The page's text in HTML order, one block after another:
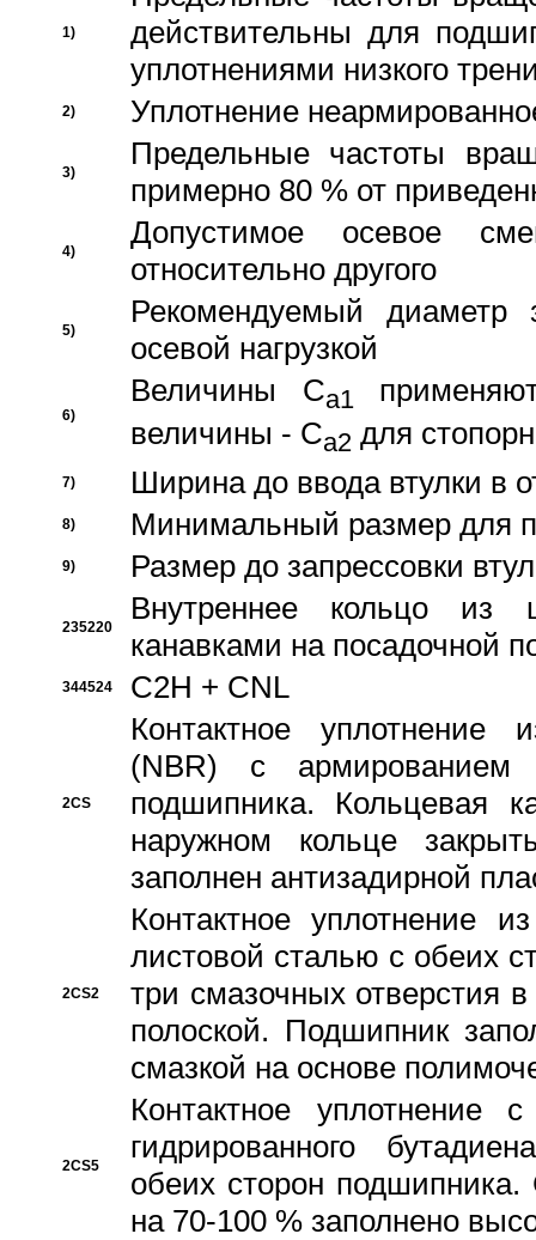
1)
действительны для
уплотнениями низкого
2) Уплотнение
3)
Предельные частоты
примерно 80 % от
4)
Допустимое осевое
относительно другого
5)
Рекомендуемый диаметр
осевой нагрузкой
6)
Величины Ca1
величины - Ca2 для
7) Ширина до ввода втулки в
8) Минимальный размер для
9) Размер до запрессовки
235220
Внутреннее кольцо из
канавками на посадочной
344524 C2H + CNL
2CS
Контактное уплотнение
(NBR) с
подшипника. Кольцевая
наружном кольце
заполнен антизадирной
2CS2
Контактное уплотнение
листовой сталью с обеих
три смазочных отверстия
полоской. Подшипник
смазкой на основе
2CS5
Контактное уплотнение
гидрированного
обеих сторон
на 70-100 % заполнено